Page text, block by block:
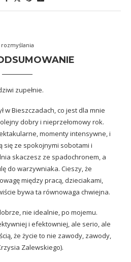
rozmyślania
zupełnie.
w Bieszczadach, co jest dla mnie
dobry i nieprzełomowy rok.
momenty intensywne, i
się ze spokojnymi sobotami i
skaczesz ze spadochronem, a
do warzywniaka. Cieszy, że
między pracą, dzieciakami,
bywa ta równowaga chwiejna.
nie idealnie, po mojemu.
i efektowniej, ale serio, ale
że życie to nie zawody, zawody,
Zalewskiego).